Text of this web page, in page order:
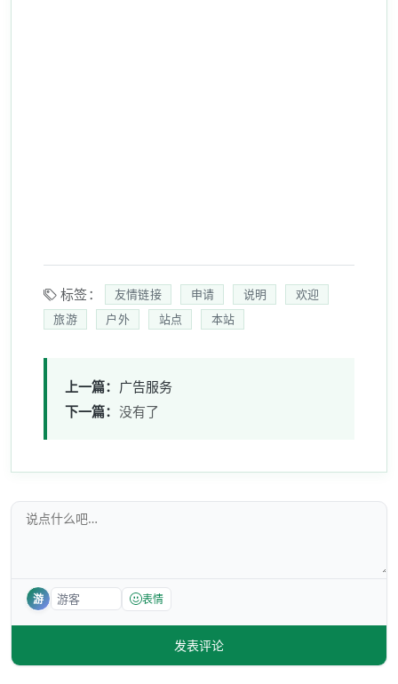
标签： 友情链接 申请 说明
欢迎
旅游
户外 站点 本站
上一篇： 广告服务
下一篇： 没有了
游 表情
发表评论